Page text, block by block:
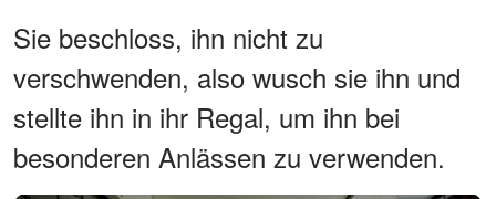
Sie beschloss, ihn nicht zu
verschwenden, also wusch sie ihn und
stellte ihn in ihr Regal, um ihn bei
besonderen Anlässen zu verwenden.